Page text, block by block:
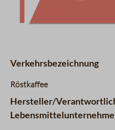
Verkehrsbezeichnung
Röstkaffee
Hersteller/